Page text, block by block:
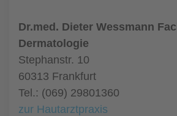
Dr.med. Dieter Wessmann
Dermatologie
Stephanstr. 10
60313 Frankfurt
Tel.: (069) 29801360
zur Hautarztpraxis